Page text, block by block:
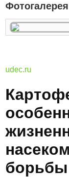
udec.ru
борьбы